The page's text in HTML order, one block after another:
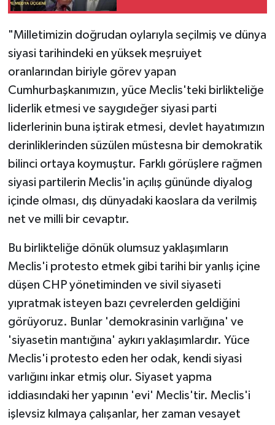
"Milletimizin doğrudan oylarıyla seçilmiş ve dünya
siyasi tarihindeki en yüksek meşruiyet
oranlarından biriyle görev yapan
Cumhurbaşkanımızın, yüce Meclis'teki birlikteliğe
liderlik etmesi ve saygıdeğer siyasi parti
liderlerinin buna iştirak etmesi, devlet hayatımızın
derinliklerinden süzülen müstesna bir demokratik
bilinci ortaya koymuştur. Farklı görüşlere rağmen
siyasi partilerin Meclis'in açılış gününde diyalog
içinde olması, dış dünyadaki kaoslara da verilmiş
net ve milli bir cevaptır.
Bu birlikteliğe dönük olumsuz yaklaşımların
Meclis'i protesto etmek gibi tarihi bir yanlış içine
düşen CHP yönetiminden ve sivil siyaseti
yıpratmak isteyen bazı çevrelerden geldiğini
görüyoruz. Bunlar 'demokrasinin varlığına' ve
'siyasetin mantığına' aykırı yaklaşımlardır. Yüce
Meclis'i protesto eden her odak, kendi siyasi
varlığını inkar etmiş olur. Siyaset yapma
iddiasındaki her yapının 'evi' Meclis'tir. Meclis'i
işlevsiz kılmaya çalışanlar, her zaman vesayet